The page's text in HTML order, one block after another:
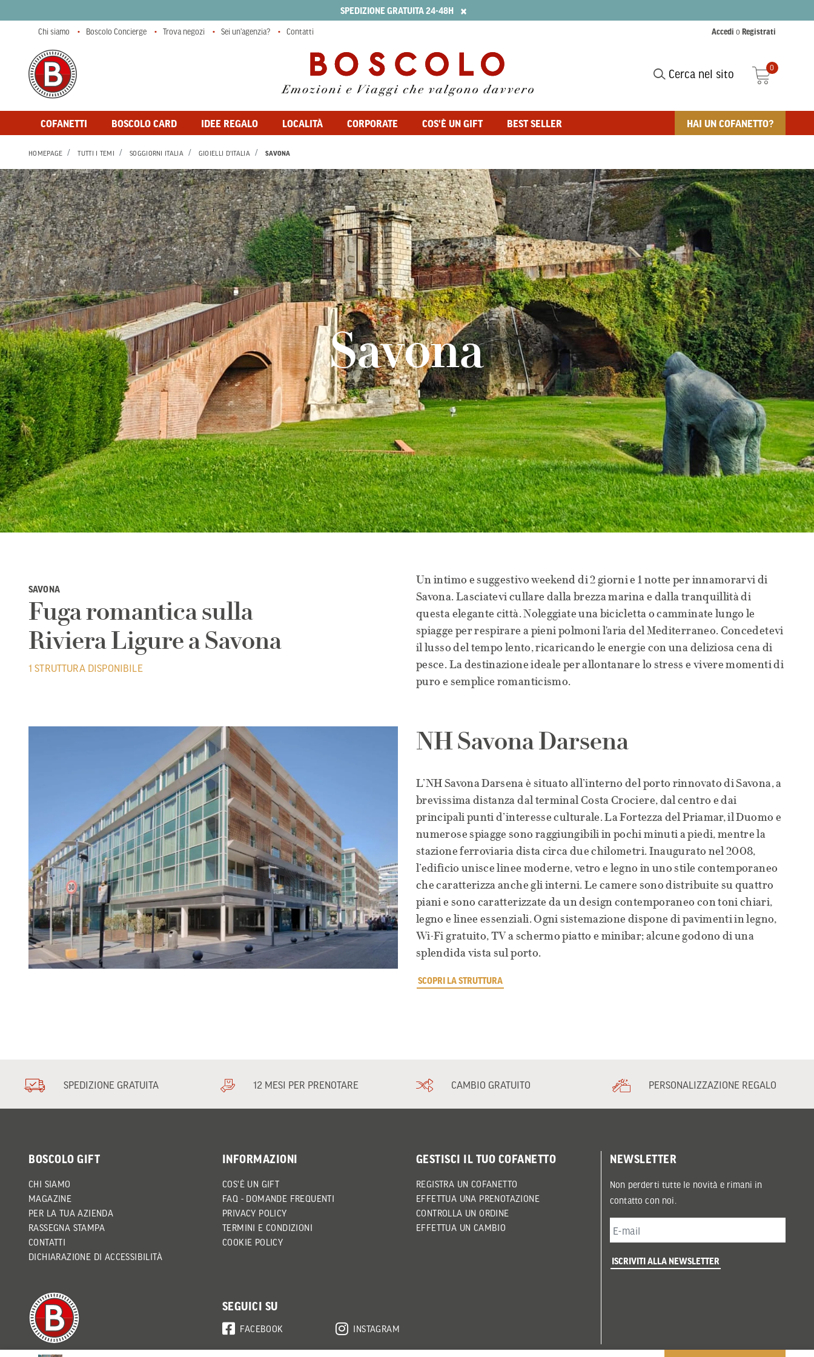
SPEDIZIONE GRATUITA 24-48H ×
Cerca nel sito
0
COFANETTI BOSCOLO CARD IDEE REGALO LOCALITÀ CORPORATE COS'È UN GIFT BEST SELLER HAI UN COFANETTO?
Chi siamo Boscolo Concierge Trova negozi Sei un'agenzia? Contatti Accedi o Registrati
HOMEPAGE TUTTI I TEMI SOGGIORNI ITALIA GIOIELLI D'ITALIA SAVONA
Savona
SAVONA
Fuga romantica sulla
Riviera Ligure a Savona
1 STRUTTURA DISPONIBILE
Un intimo e suggestivo weekend di 2 giorni e 1 notte per innamorarvi di
Savona. Lasciatevi cullare dalla brezza marina e dalla tranquillità di
questa elegante città. Noleggiate una bicicletta o camminate lungo le
spiagge per respirare a pieni polmoni l'aria del Mediterraneo. Concedetevi
il lusso del tempo lento, ricaricando le energie con una deliziosa cena di
pesce. La destinazione ideale per allontanare lo stress e vivere momenti di
puro e semplice romanticismo.
NH Savona Darsena
L’NH Savona Darsena è situato all’interno del porto rinnovato di Savona, a
brevissima distanza dal terminal Costa Crociere, dal centro e dai
principali punti d’interesse culturale. La Fortezza del Priamar, il Duomo e
numerose spiagge sono raggiungibili in pochi minuti a piedi, mentre la
stazione ferroviaria dista circa due chilometri. Inaugurato nel 2008,
l’edificio unisce linee moderne, vetro e legno in uno stile contemporaneo
che caratterizza anche gli interni. Le camere sono distribuite su quattro
piani e sono caratterizzate da un design contemporaneo con toni chiari,
legno e linee essenziali. Ogni sistemazione dispone di pavimenti in legno,
Wi-Fi gratuito, TV a schermo piatto e minibar; alcune godono di una
splendida vista sul porto.
SCOPRI LA STRUTTURA
SPEDIZIONE GRATUITA 12 MESI PER PRENOTARE CAMBIO GRATUITO PERSONALIZZAZIONE REGALO
BOSCOLO GIFT
CHI SIAMO
MAGAZINE
PER LA TUA AZIENDA
RASSEGNA STAMPA
CONTATTI
DICHIARAZIONE DI ACCESSIBILITÀ
INFORMAZIONI
COS'È UN GIFT
FAQ - DOMANDE FREQUENTI
PRIVACY POLICY
TERMINI E CONDIZIONI
COOKIE POLICY
GESTISCI IL TUO COFANETTO
REGISTRA UN COFANETTO
EFFETTUA UNA PRENOTAZIONE
CONTROLLA UN ORDINE
EFFETTUA UN CAMBIO
SEGUICI SU
FACEBOOK INSTAGRAM
NEWSLETTER
Non perderti tutte le novità e rimani in
contatto con noi.
ISCRIVITI ALLA NEWSLETTER